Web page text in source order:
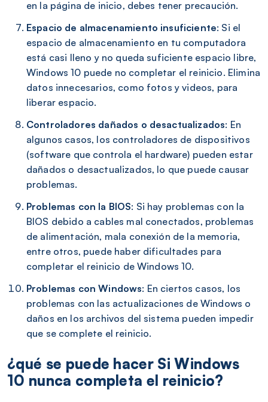
en la página de inicio, debes tener precaución.
Espacio de almacenamiento insuficiente: Si el
espacio de almacenamiento en tu computadora
está casi lleno y no queda suficiente espacio libre,
Windows 10 puede no completar el reinicio. Elimina
datos innecesarios, como fotos y videos, para
liberar espacio.
Controladores dañados o desactualizados: En
algunos casos, los controladores de dispositivos
(software que controla el hardware) pueden estar
dañados o desactualizados, lo que puede causar
problemas.
Problemas con la BIOS: Si hay problemas con la
BIOS debido a cables mal conectados, problemas
de alimentación, mala conexión de la memoria,
entre otros, puede haber dificultades para
completar el reinicio de Windows 10.
Problemas con Windows: En ciertos casos, los
problemas con las actualizaciones de Windows o
daños en los archivos del sistema pueden impedir
que se complete el reinicio.
¿qué se puede hacer Si Windows
10 nunca completa el reinicio?